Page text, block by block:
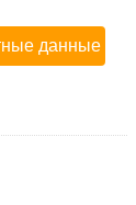
данные